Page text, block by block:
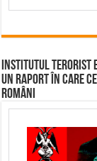
Institutul terorist
un raport în care
români